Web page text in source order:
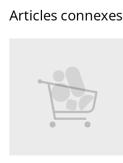
Articles connexes